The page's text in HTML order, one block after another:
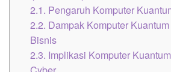
2.1. Pengaruh Komputer
2.2. Dampak Komputer
Bisnis
2.3. Implikasi Komputer